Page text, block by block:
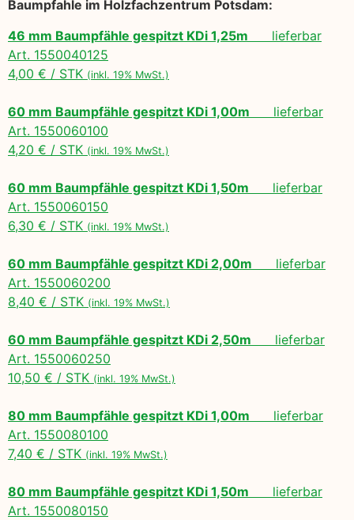
Baumpfahle im Holzfachzentrum Potsdam:
46 mm Baumpfähle gespitzt KDi 1,25m lieferbar
Art. 1550040125
4,00 € / STK (inkl. 19% MwSt.)
60 mm Baumpfähle gespitzt KDi 1,00m lieferbar
Art. 1550060100
4,20 € / STK (inkl. 19% MwSt.)
60 mm Baumpfähle gespitzt KDi 1,50m lieferbar
Art. 1550060150
6,30 € / STK (inkl. 19% MwSt.)
60 mm Baumpfähle gespitzt KDi 2,00m lieferbar
Art. 1550060200
8,40 € / STK (inkl. 19% MwSt.)
60 mm Baumpfähle gespitzt KDi 2,50m lieferbar
Art. 1550060250
10,50 € / STK (inkl. 19% MwSt.)
80 mm Baumpfähle gespitzt KDi 1,00m lieferbar
Art. 1550080100
7,40 € / STK (inkl. 19% MwSt.)
80 mm Baumpfähle gespitzt KDi 1,50m lieferbar
Art. 1550080150